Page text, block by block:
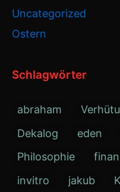
Uncategorized
Ostern
Schlagwörter
abraham
Dekalog
eden
Philosophie
invitro
jakub